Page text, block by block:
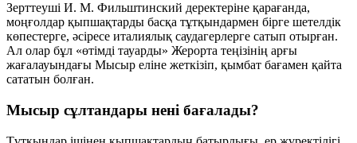
Зерттеуші И. М. Фильштинский деректеріне қарағанда,
моңғолдар қыпшақтарды басқа тұтқындармен бірге шетелдік
көпестерге, әсіресе италиялық саудагерлерге сатып отырған.
Ал олар бұл «өтімді тауарды» Жерорта теңізінің арғы
жағалауындағы Мысыр еліне жеткізіп, қымбат бағамен қайта
сататын болған.
Мысыр сұлтандары нені бағалады?